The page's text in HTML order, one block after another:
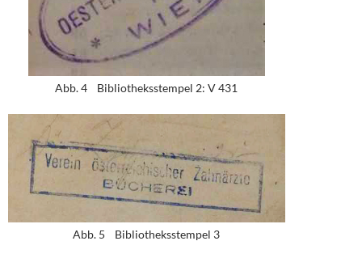
Abb. 4 Bibliotheksstempel 2: V 431
Abb. 5 Bibliotheksstempel 3